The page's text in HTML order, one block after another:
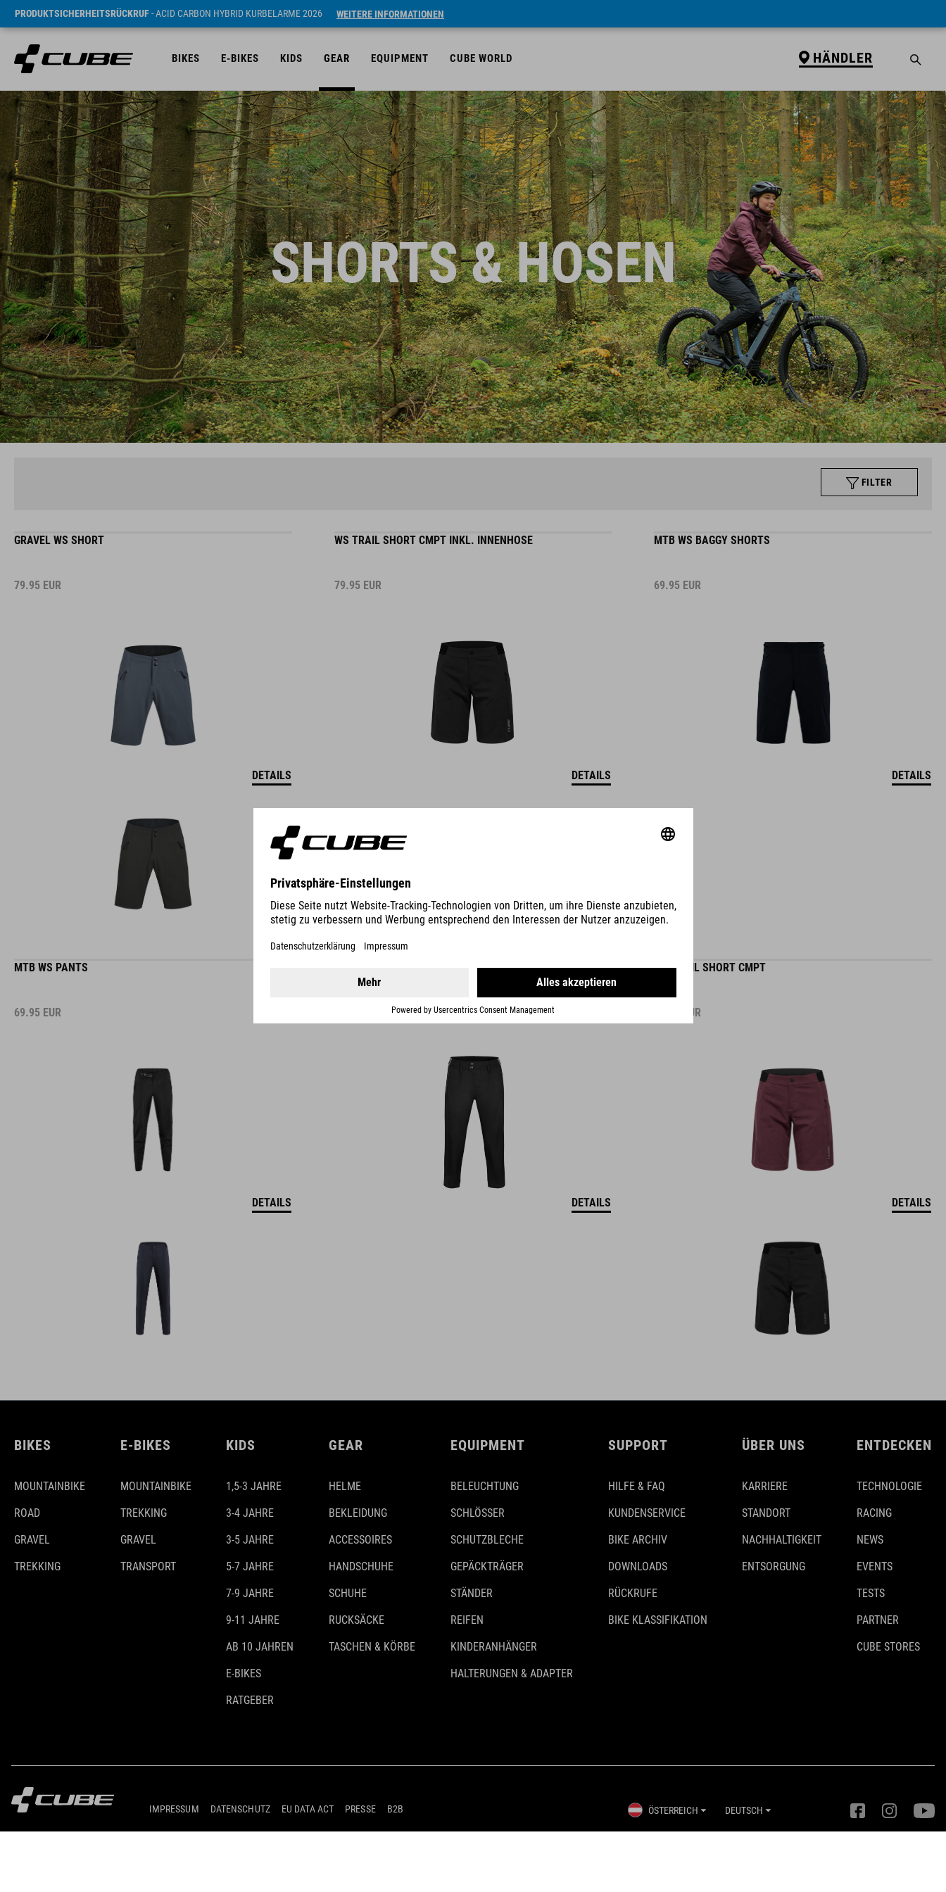
PRODUKTSICHERHEITSRÜCKRUF- ACID CARBON HYBRID KURBELARME 2026 WEITERE INFORMATIONEN
BIKES E-BIKES KIDS GEAR EQUIPMENT CUBE WORLD HÄNDLER
SHORTS & HOSEN
FILTER
GRAVEL WS SHORT
79.95 EUR
DETAILS
WS TRAIL SHORT CMPT INKL. INNENHOSE
79.95 EUR
DETAILS
MTB WS BAGGY SHORTS
69.95 EUR
DETAILS
MTB WS PANTS
69.95 EUR
DETAILS DETAILS
WS TRAIL SHORT CMPT
EUR
DETAILS
BIKES
MOUNTAINBIKE
ROAD
GRAVEL
TREKKING
E-BIKES
MOUNTAINBIKE
TREKKING
GRAVEL
TRANSPORT
KIDS
1,5-3 JAHRE
3-4 JAHRE
3-5 JAHRE
5-7 JAHRE
7-9 JAHRE
9-11 JAHRE
AB 10 JAHREN
E-BIKES
RATGEBER
GEAR
HELME
BEKLEIDUNG
ACCESSOIRES
HANDSCHUHE
SCHUHE
RUCKSÄCKE
TASCHEN & KÖRBE
EQUIPMENT
BELEUCHTUNG
SCHLÖSSER
SCHUTZBLECHE
GEPÄCKTRÄGER
STÄNDER
REIFEN
KINDERANHÄNGER
HALTERUNGEN & ADAPTER
SUPPORT
HILFE & FAQ
KUNDENSERVICE
BIKE ARCHIV
DOWNLOADS
RÜCKRUFE
BIKE KLASSIFIKATION
ÜBER UNS
KARRIERE
STANDORT
NACHHALTIGKEIT
ENTSORGUNG
ENTDECKEN
TECHNOLOGIE
RACING
NEWS
EVENTS
TESTS
PARTNER
CUBE STORES
IMPRESSUM DATENSCHUTZ EU DATA ACT PRESSE B2B ÖSTERREICH DEUTSCH